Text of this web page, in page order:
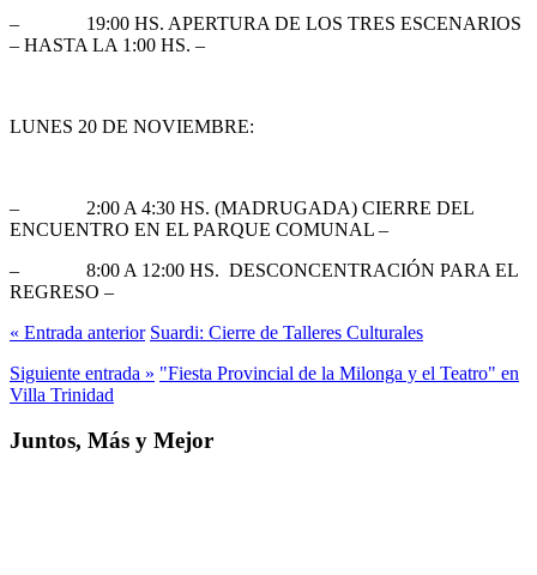
– 19:00 HS. APERTURA DE LOS TRES ESCENARIOS
– HASTA LA 1:00 HS. –
LUNES 20 DE NOVIEMBRE:
– 2:00 A 4:30 HS. (MADRUGADA) CIERRE DEL
ENCUENTRO EN EL PARQUE COMUNAL –
– 8:00 A 12:00 HS. DESCONCENTRACIÓN PARA EL
REGRESO –
« Entrada anterior Suardi: Cierre de Talleres Culturales
Siguiente entrada » "Fiesta Provincial de la Milonga y el Teatro" en
Villa Trinidad
Juntos, Más y Mejor